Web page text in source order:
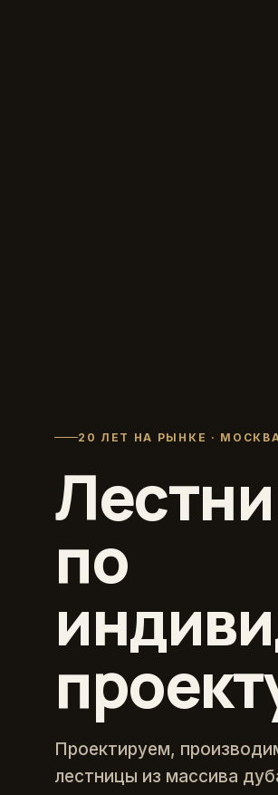
20 ЛЕТ НА РЫНКЕ ·
по
Проектируем,
лестницы из массива